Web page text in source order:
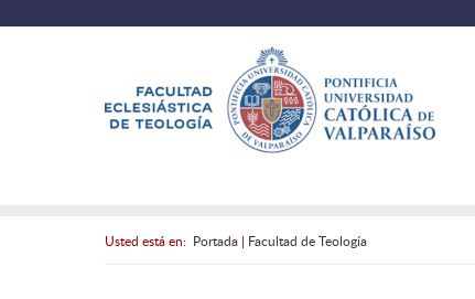
Usted está en: Portada| Facultad de Teología